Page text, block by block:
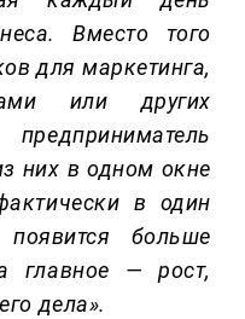
Вместо того
для маркетинга,
или других
них в одном окне
в один
больше
главное — рост,
дела».